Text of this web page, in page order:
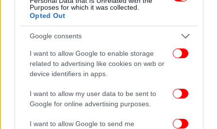
Purposes for which it was collected.
Opted Out
Google consents
I want to allow Google to enable storage
related to advertising like cookies on web or
device identifiers in apps.
I want to allow my user data to be sent to
Google for online advertising purposes.
I want to allow Google to send me
ΟΛΕΣ ΟΙ ΕΙΔΗΣΕΙΣ
Η ώρα της επιλογής επιτρόπου -Ποιο χαρτοφυλάκιο
διεκδικεί η Ελλάδα και ποια ονόματα παίζουν
Ο Μπάιντεν κοντά στην απόφαση να εγκαταλείψει την
κούρσα, λένε και οι ΝΥΤ -Πληθαίνουν τα δημοσιεύματα
Σαφάρι πλουσίων σε Μύκονο και Σαντορίνη για βίλες
με ιδιωτική πισίνα -Πόσο κοστίζει η ενοικίαση [πίνακες]